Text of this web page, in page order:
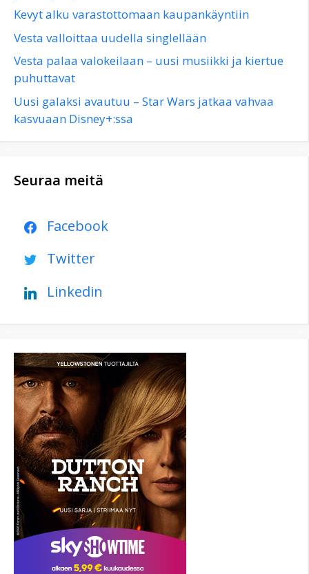
Kevyt alku varastottomaan kaupankäyntiin
Vesta valloittaa uudella singlellään
Vesta palaa valokeilaan – uusi musiikki ja kiertue
puhuttavat
Uusi galaksi avautuu – Star Wars jatkaa vahvaa
kasvuaan Disney+:ssa
Seuraa meitä
Facebook
Twitter
Linkedin